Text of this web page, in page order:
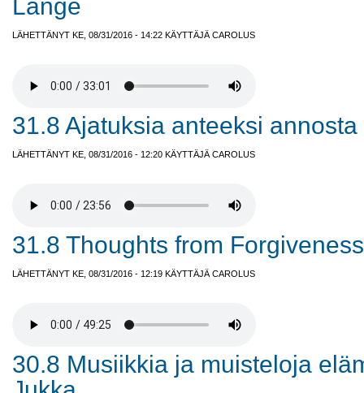
Lange
LÄHETTÄNYT KE, 08/31/2016 - 14:22 KÄYTTÄJÄ CAROLUS
31.8 Ajatuksia anteeksi
LÄHETTÄNYT KE, 08/31/2016 - 12:20 KÄYTTÄJÄ CAROLUS
31.8 Thoughts from
LÄHETTÄNYT KE, 08/31/2016 - 12:19 KÄYTTÄJÄ CAROLUS
30.8 Musiikkia ja muisteloja